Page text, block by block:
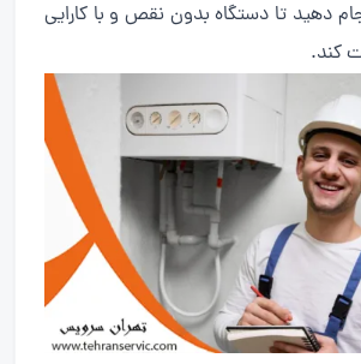
دهید تا دستگاه بدون نقص و با کارایی
کند.